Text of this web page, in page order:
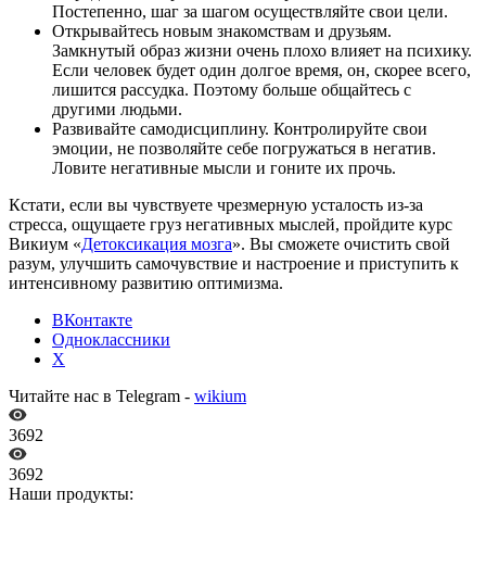
Постепенно, шаг за шагом осуществляйте свои цели.
Открывайтесь новым знакомствам и друзьям.
Замкнутый образ жизни очень плохо влияет на психику.
Если человек будет один долгое время, он, скорее всего,
лишится рассудка. Поэтому больше общайтесь с
другими людьми.
Развивайте самодисциплину. Контролируйте свои
эмоции, не позволяйте себе погружаться в негатив.
Ловите негативные мысли и гоните их прочь.
Кстати, если вы чувствуете чрезмерную усталость из-за
стресса, ощущаете груз негативных мыслей, пройдите курс
Викиум «Детоксикация мозга». Вы сможете очистить свой
разум, улучшить самочувствие и настроение и приступить к
интенсивному развитию оптимизма.
ВКонтакте
Одноклассники
X
Читайте нас в Telegram - wikium
3692
3692
Наши продукты: